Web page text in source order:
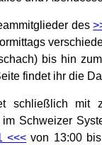
des
bis hin
findet ihr die
schließlich
Schweizer
<<< von 13:00